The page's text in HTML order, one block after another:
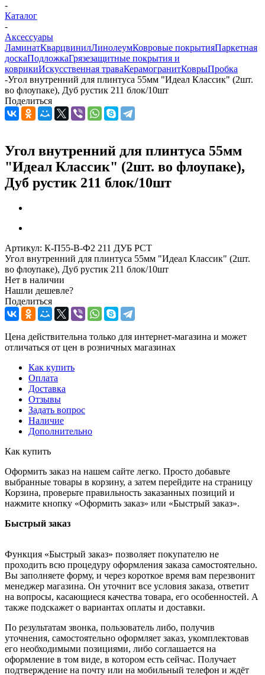
-
Каталог
-
Аксессуары
ЛаминатКварцвинилЛинолеумКовровые покрытияПаркетная
доскаПодложкаГрязезащитные покрытия и
коврикиИскусственная траваКерамогранитКоврыПробка
-Угол внутренний для плинтуса 55мм "Идеал Классик" (2шт.
во флоупаке), Дуб рустик 211 блок/10шт
Поделиться
Угол внутренний для плинтуса 55мм
"Идеал Классик" (2шт. во флоупаке),
Дуб рустик 211 блок/10шт
Артикул: К-П55-В-Ф2 211 ДУБ РСТ
Угол внутренний для плинтуса 55мм "Идеал Классик" (2шт.
во флоупаке), Дуб рустик 211 блок/10шт
Нет в наличии
Нашли дешевле?
Поделиться
Цена действительна только для интернет-магазина и может
отличаться от цен в розничных магазинах
Как купить
Оплата
Доставка
Отзывы
Задать вопрос
Наличие
Дополнительно
Как купить
Оформить заказ на нашем сайте легко. Просто добавьте
выбранные товары в корзину, а затем перейдите на страницу
Корзина, проверьте правильность заказанных позиций и
нажмите кнопку «Оформить заказ» или «Быстрый заказ».
Быстрый заказ
Функция «Быстрый заказ» позволяет покупателю не
проходить всю процедуру оформления заказа самостоятельно.
Вы заполняете форму, и через короткое время вам перезвонит
менеджер магазина. Он уточнит все условия заказа, ответит
на вопросы, касающиеся качества товара, его особенностей. А
также подскажет о вариантах оплаты и доставки.
По результатам звонка, пользователь либо, получив
уточнения, самостоятельно оформляет заказ, укомплектовав
его необходимыми позициями, либо соглашается на
оформление в том виде, в котором есть сейчас. Получает
подтверждение на почту или на мобильный телефон и ждёт